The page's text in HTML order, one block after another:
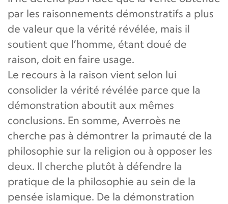
par les raisonnements démonstratifs a plus
de valeur que la vérité révélée, mais il
soutient que l’homme, étant doué de
raison, doit en faire usage.
Le recours à la raison vient selon lui
consolider la vérité révélée parce que la
démonstration aboutit aux mêmes
conclusions. En somme, Averroès ne
cherche pas à démontrer la primauté de la
philosophie sur la religion ou à opposer les
deux. Il cherche plutôt à défendre la
pratique de la philosophie au sein de la
pensée islamique. De la démonstration